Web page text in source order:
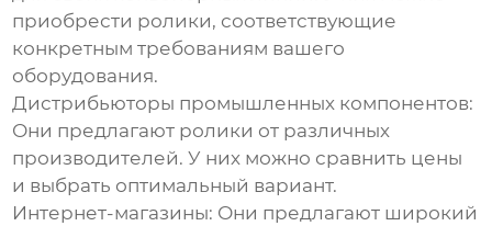
приобрести ролики, соответствующие
конкретным требованиям вашего
оборудования.
Дистрибьюторы промышленных компонентов:
Они предлагают ролики от различных
производителей. У них можно сравнить цены
и выбрать оптимальный вариант.
Интернет-магазины: Они предлагают широкий